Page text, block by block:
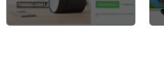
빔 프로젝터